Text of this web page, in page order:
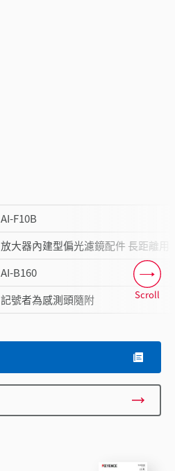
AI-F10B
放大器內建型偏光濾鏡配件 長距離用
AI-B160
記號者為感測頭隨附 Scroll